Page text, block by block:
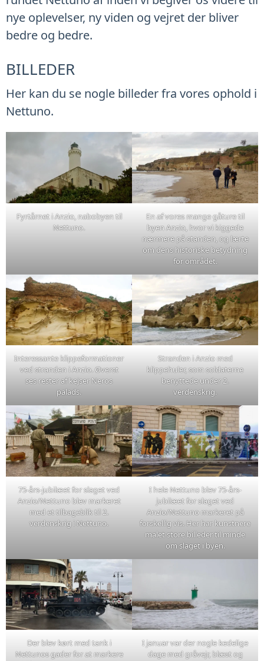
nye oplevelser, ny viden og vejret der bliver
bedre og bedre.
BILLEDER
Her kan du se nogle billeder fra vores ophold i
Nettuno.
Fyrtårnet i Anzio, nabobyen til
Nettuno.
En af vores mange gåture til
byen Anzio, hvor vi kiggede
nærmere på standen, og lærte
om dens historiske betydning
for området.
Interessante klippeformationer
ved stranden i Anzio. Øverst
ses rester af kejser Neros
palads.
Stranden i Anzio med
klippehuler, som soldaterne
benyttede under 2.
verdenskrig.
75-års-jubilæet for slaget ved
Anzio/Nettuno blev markeret
med et tilbageblik til 2.
verdenskrig i Nettuno.
I hele Nettuno blev 75-års-
jubilæet for slaget ved
Anzio/Nettuno markeret på
forskellig vis. Her har kunstnere
malet store billeder til minde
om slaget i byen.
Der blev kørt med tank i
Nettunos gader for at markere
I januar var der nogle kedelige
dage med gråvejr, blæst og